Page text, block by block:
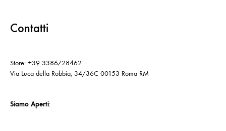
Contatti
Store: +39 3386728462
Via Luca della Robbia, 34/36C 00153 Roma RM
Siamo Aperti: